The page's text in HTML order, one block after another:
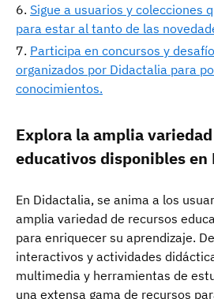
Sigue a usuarios y colecciones
para estar al tanto de las
Participa en concursos y
organizados por Didactalia para
conocimientos.
Explora la amplia
educativos disponibles en
En Didactalia, se anima a los
amplia variedad de recursos
para enriquecer su aprendizaje.
interactivos y actividades
multimedia y herramientas de
una extensa gama de recursos